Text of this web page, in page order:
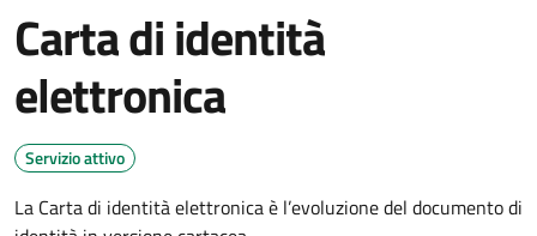
Carta di identità
elettronica
Servizio attivo
La Carta di identità elettronica è l’evoluzione del documento di